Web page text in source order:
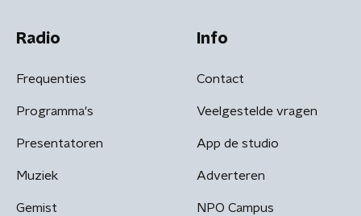
Radio
Frequenties
Programma's
Presentatoren
Muziek
Gemist
Info
Contact
Veelgestelde vragen
App de studio
Adverteren
NPO Campus